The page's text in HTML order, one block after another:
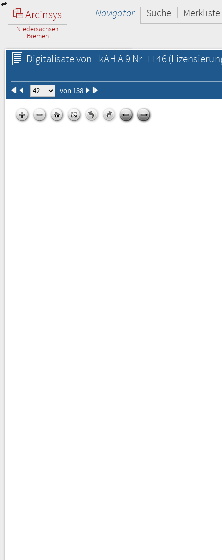
Arcinsys
Niedersachsen
Bremen
Navigator Suche Merkliste
Digitalisate von LkAH A 9 Nr. 1146
von 138